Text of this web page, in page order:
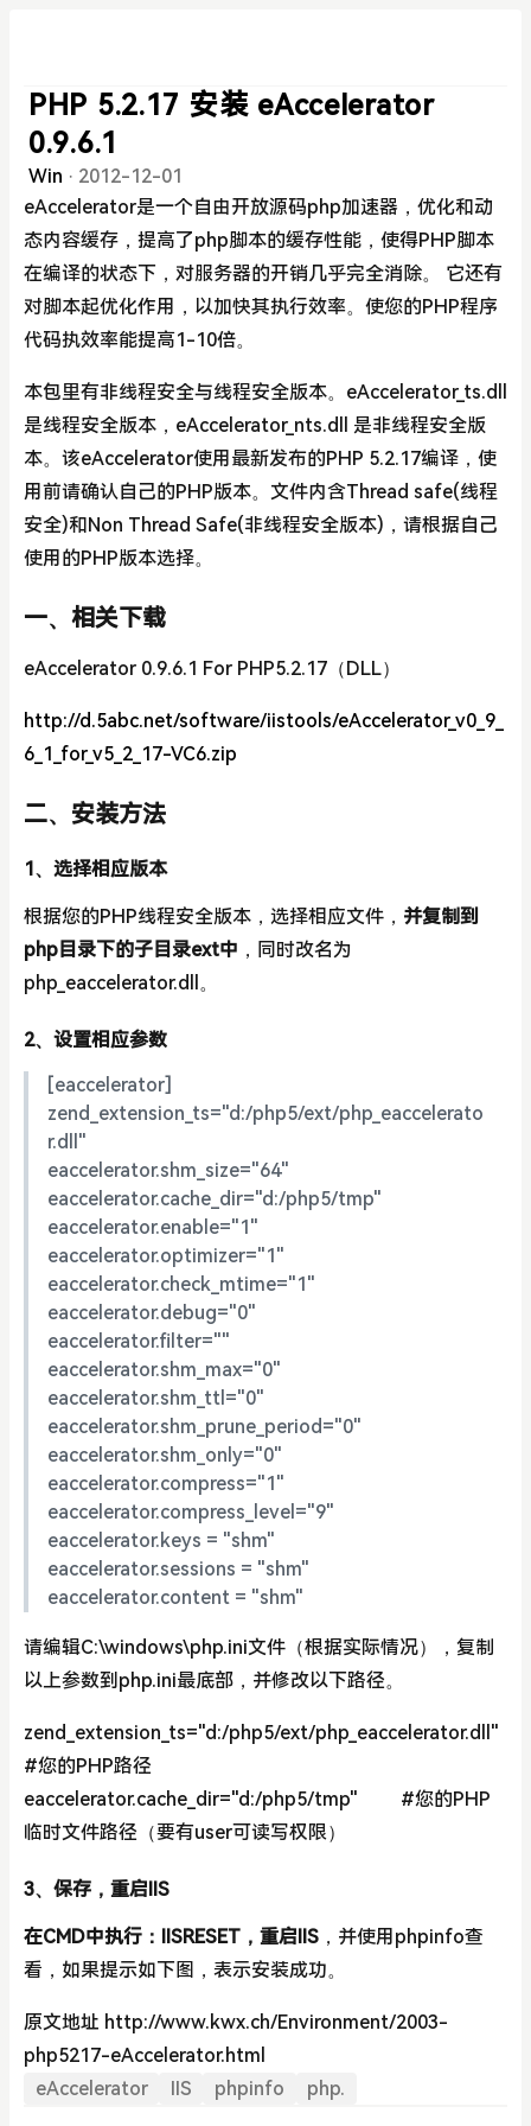
PHP 5.2.17 安装 eAccelerator
0.9.6.1
Win · 2012-12-01
eAccelerator是一个自由开放源码php加速器，优化和动
态内容缓存，提高了php脚本的缓存性能，使得PHP脚本
在编译的状态下，对服务器的开销几乎完全消除。 它还有
对脚本起优化作用，以加快其执行效率。使您的PHP程序
代码执效率能提高1-10倍。
本包里有非线程安全与线程安全版本。eAccelerator_ts.dll
是线程安全版本，eAccelerator_nts.dll 是非线程安全版
本。该eAccelerator使用最新发布的PHP 5.2.17编译，使
用前请确认自己的PHP版本。文件内含Thread safe(线程
安全)和Non Thread Safe(非线程安全版本)，请根据自己
使用的PHP版本选择。
一、相关下载
eAccelerator 0.9.6.1 For PHP5.2.17（DLL）
http://d.5abc.net/software/iistools/eAccelerator_v0_9_
6_1_for_v5_2_17-VC6.zip
二、安装方法
1、选择相应版本
根据您的PHP线程安全版本，选择相应文件， 并复制到
php目录下的子目录ext中 ，同时改名为
php_eaccelerator.dll。
2、设置相应参数
[eaccelerator]
zend_extension_ts="d:/php5/ext/php_eaccelerato
r.dll"
eaccelerator.shm_size="64"
eaccelerator.cache_dir="d:/php5/tmp"
eaccelerator.enable="1"
eaccelerator.optimizer="1"
eaccelerator.check_mtime="1"
eaccelerator.debug="0"
eaccelerator.filter=""
eaccelerator.shm_max="0"
eaccelerator.shm_ttl="0"
eaccelerator.shm_prune_period="0"
eaccelerator.shm_only="0"
eaccelerator.compress="1"
eaccelerator.compress_level="9"
eaccelerator.keys = "shm"
eaccelerator.sessions = "shm"
eaccelerator.content = "shm"
请编辑C:\windows\php.ini文件（根据实际情况），复制
以上参数到php.ini最底部，并修改以下路径。
zend_extension_ts="d:/php5/ext/php_eaccelerator.dll"
#您的PHP路径
eaccelerator.cache_dir="d:/php5/tmp" #您的PHP
临时文件路径（要有user可读写权限）
3、保存，重启IIS
在CMD中执行：IISRESET，重启IIS ，并使用phpinfo查
看，如果提示如下图，表示安装成功。
原文地址 http://www.kwx.ch/Environment/2003-
php5217-eAccelerator.html
eAccelerator
IIS phpinfo php.